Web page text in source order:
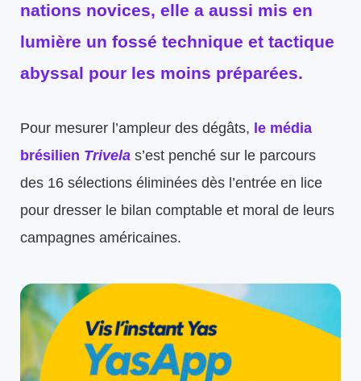
nations novices, elle a aussi mis en
lumière un fossé technique et tactique
abyssal pour les moins préparées.
Pour mesurer l’ampleur des dégâts, le média
brésilien Trivela s’est penché sur le parcours
des 16 sélections éliminées dès l’entrée en lice
pour dresser le bilan comptable et moral de leurs
campagnes américaines.